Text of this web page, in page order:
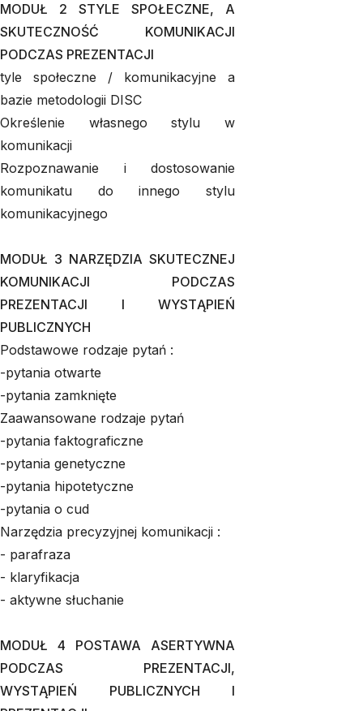
MODUŁ 2 STYLE SPOŁECZNE, A
SKUTECZNOŚĆ KOMUNIKACJI
PODCZAS PREZENTACJI
tyle społeczne / komunikacyjne a
bazie metodologii DISC
Określenie własnego stylu w
komunikacji
Rozpoznawanie i dostosowanie
komunikatu do innego stylu
komunikacyjnego
MODUŁ 3 NARZĘDZIA SKUTECZNEJ
KOMUNIKACJI PODCZAS
PREZENTACJI I WYSTĄPIEŃ
PUBLICZNYCH
Podstawowe rodzaje pytań :
-pytania otwarte
-pytania zamknięte
Zaawansowane rodzaje pytań
-pytania faktograficzne
-pytania genetyczne
-pytania hipotetyczne
-pytania o cud
Narzędzia precyzyjnej komunikacji :
- parafraza
- klaryfikacja
- aktywne słuchanie
MODUŁ 4 POSTAWA ASERTYWNA
PODCZAS PREZENTACJI,
WYSTĄPIEŃ PUBLICZNYCH I